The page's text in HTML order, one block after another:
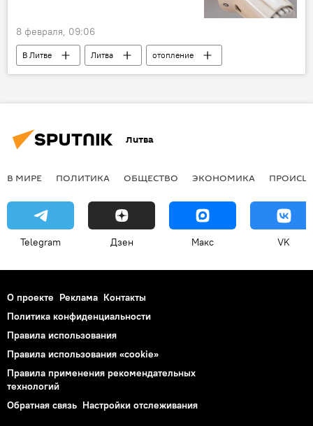
8 февраля, 09:06
В Литве Литва
отопление
Eurostat
Литва
В МИРЕ ПОЛИТИКА ОБЩЕСТВО ЭКОНОМИКА
Telegram Дзен Макс VK
О проекте Реклама Контакты
Политика конфиденциальности
Правила использования
Правила использования «cookie»
Правила применения рекомендательных
технологий
Обратная связь Настройки отслеживания